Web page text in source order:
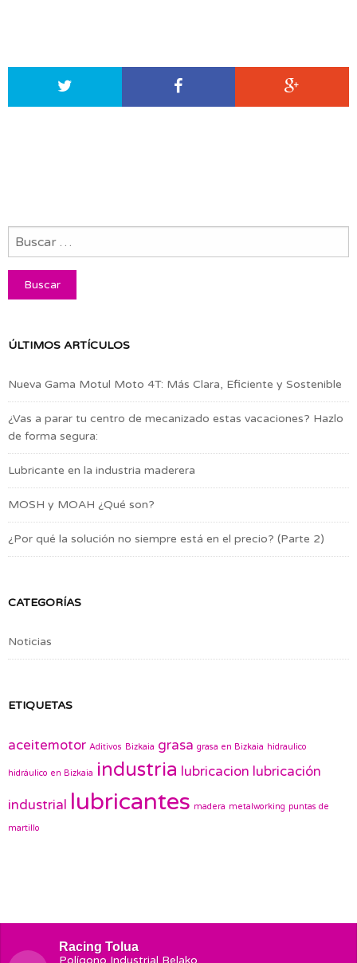
ÚLTIMOS ARTÍCULOS
Nueva Gama Motul Moto 4T: Más Clara, Eficiente y Sostenible
¿Vas a parar tu centro de mecanizado estas vacaciones? Hazlo
de forma segura:
Lubricante en la industria maderera
MOSH y MOAH ¿Qué son?
¿Por qué la solución no siempre está en el precio? (Parte 2)
CATEGORÍAS
Noticias
ETIQUETAS
aceitemotor Aditivos Bizkaia grasa grasa en Bizkaia hidraulico
hidráulico en Bizkaia industria lubricacion lubricación
industrial lubricantes madera metalworking puntas de
martillo
Racing Tolua
Polígono Industrial Belako